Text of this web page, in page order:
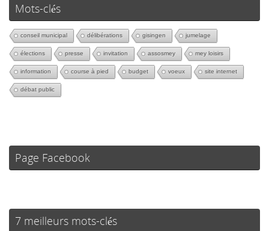
Mots-clés
conseil municipal délibérations gisingen jumelage
élections presse invitation assosmey mey loisirs
information course à pied budget voeux site internet
débat public
Page Facebook
7 meilleurs mots-clés